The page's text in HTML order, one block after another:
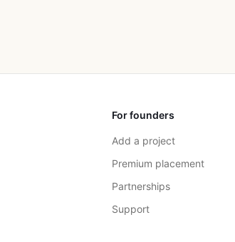
For founders
Add a project
Premium placement
Partnerships
Support